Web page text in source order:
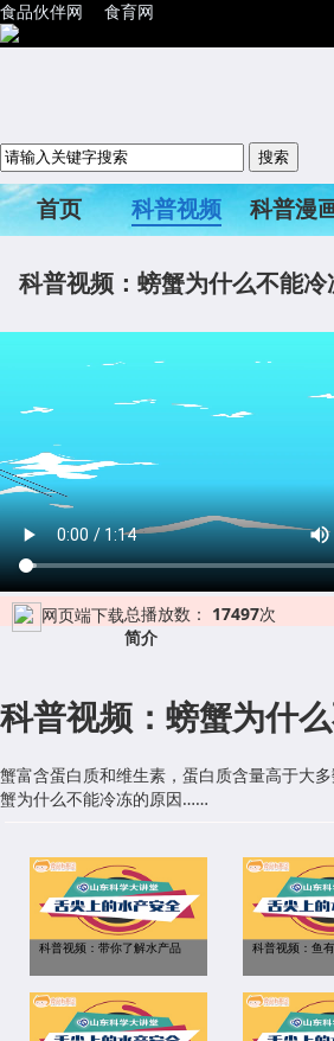
食品伙伴网 食育网
首页 科普视频 科普漫
科普视频：螃蟹为什么不能冷
网页端下载总播放数： 17497次
简介
科普视频：螃蟹为什
蟹富含蛋白质和维生素，蛋白质含量高于大
蟹为什么不能冷冻的原因……
科普视频：带你了解水产品 科普视频：鱼